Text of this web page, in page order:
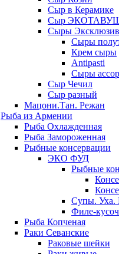
Сыр в Керамике
Сыр
Сыры
Сыры
Крем сыры
Antipasti
Сыры
Сыр Чечил
Сыр разный
Мацони.Тан. Режан
Рыба из Армении
Рыба Охлажденная
Рыба Замороженная
Рыбные консервации
ЭКО ФУД
Рыбные
Супы.
Филе-
Рыба Копченая
Раки Севанские
Раковые шейки